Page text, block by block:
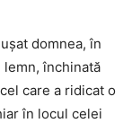
domnea, în
închinată
care a ridicat o
în locul celei